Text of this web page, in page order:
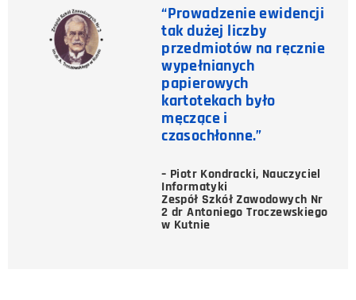
“Prowadzenie ewidencji
tak dużej liczby
przedmiotów na ręcznie
wypełnianych
papierowych
kartotekach było
męczące i
czasochłonne.”
– Piotr Kondracki, Nauczyciel
Informatyki
Zespół Szkół Zawodowych Nr
2 dr Antoniego Troczewskiego
w Kutnie